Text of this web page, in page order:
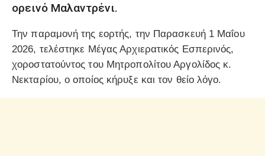
ορεινό Μαλαντρένι.
Την παραμονή της εορτής, την Παρασκευή 1 Μαΐου
2026, τελέστηκε Μέγας Αρχιερατικός Εσπερινός,
χοροστατούντος του Μητροπολίτου Αργολίδος κ.
Νεκταρίου, ο οποίος κήρυξε και τον θείο λόγο.